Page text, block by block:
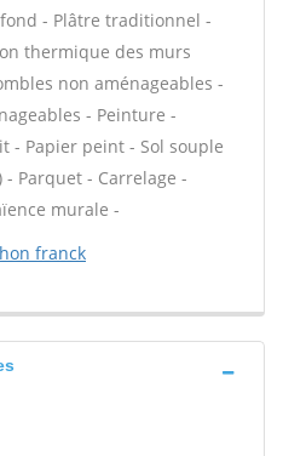
- Plâtre traditionnel -
thermique des murs
non aménageables -
- Peinture -
- Papier peint - Sol souple
- Parquet - Carrelage -
murale -
franck